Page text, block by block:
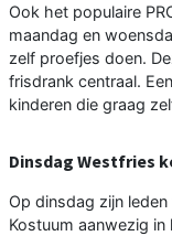
Ook het populaire
maandag en
zelf proefjes doen.
frisdrank centraal.
kinderen die graag
Dinsdag Westfries
Op dinsdag zijn
Kostuum aanwezig